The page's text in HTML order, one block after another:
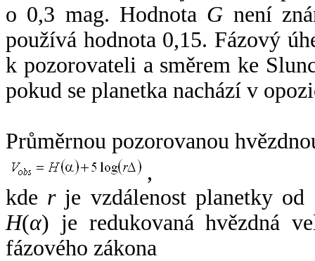
o 0,3 mag. Hodnota G není
používá hodnota 0,15. Fázový
k pozorovateli a směrem ke
pokud se planetka nachází v
Průměrnou pozorovanou
,
kde rje vzdálenost planetky od
H(α) je redukovaná hvězdná
fázového zákona